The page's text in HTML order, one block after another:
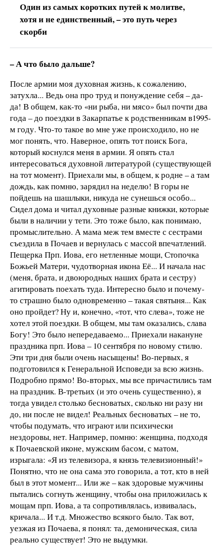
Один из самых коротких путей к молитве,
хотя и не единственный, – это путь через
скорби
– А что было дальше?
После армии моя духовная жизнь, к сожалению,
затухла... Ведь она про труд и понуждение себя – да-
да! В общем, как-то «ни рыба, ни мясо» был почти два
года – до поездки в Закарпатье к родственникам в1995-
м году. Что-то такое во мне уже происходило, но не
мог понять, что. Наверное, опять тот поиск Бога,
который коснулся меня в армии. Я опять стал
интересоваться духовной литературой (существующей
на тот момент). Приехали мы, в общем, к родне – а там
дождь, как помню, зарядил на неделю! В горы не
пойдешь на шашлыки, никуда не сунешься особо...
Сидел дома и читал духовные разные книжки, которые
были в наличии у тети. Это тоже было, как понимаю,
промыслительно. А мама меж тем вместе с сестрами
съездила в Почаев и вернулась с массой впечатлений.
Пещерка Прп. Иова, его нетленные мощи, Стопочка
Божьей Матери, чудотворная икона Её... И начала нас
(меня, брата, и двоюродных наших брата и сестру)
агитировать поехать туда. Интересно было и почему-
то страшно было одновременно – такая святыня... Как
оно пройдет? Ну и, конечно, «тот, что слева», тоже не
хотел этой поездки. В общем, мы там оказались, слава
Богу! Это было непередаваемо... Приехали накануне
праздника прп. Иова – 10 сентября по новому стилю.
Эти три дня были очень насыщены! Во-первых, я
подготовился к Генеральной Исповеди за всю жизнь.
Подробно прямо! Во-вторых, мы все причастились там
на праздник. В-третьих (и это очень существенно), я
тогда увидел столько бесноватых, сколько ни разу ни
до, ни после не видел! Реальных бесноватых – не то,
чтобы подумать, что играют или психически
нездоровы, нет. Например, помню: женщина, подходя
к Почаевской иконе, мужским басом, с матом,
изрыгала: «Я из телевизора, я князь телевизионный!»
Понятно, что не она сама это говорила, а тот, кто в ней
был в этот момент... Или же – как здоровые мужчины
пытались согнуть женщину, чтобы она приложилась к
мощам прп. Иова, а та сопротивлялась, извивалась,
кричала... И т.д. Множество всякого было. Так вот,
уезжая из Почаева, я понял: та, демоническая, сила
реально существует! Это не выдумки.